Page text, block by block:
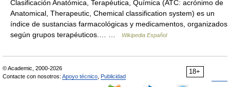
Clasificación Anatómica, Terapéutica, Química (ATC: acrónimo de
Anatomical, Therapeutic, Chemical classification system) es un
índice de sustancias farmacológicas y medicamentos, organizados
según grupos terapéuticos.… …
Wikipedia Español
18+
© Academic, 2000-2026
Contacte con nosotros: Apoyo técnico Publicidad